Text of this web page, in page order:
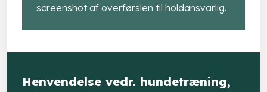
screenshot af overførslen til holdansvarlig.
Henvendelse vedr. hundetræning,